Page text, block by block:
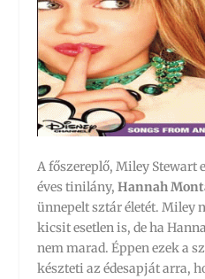
A főszereplő, Miley Stewart
éves tinilány,Hannah
ünnepelt sztár életét. Miley
kicsit esetlen is, de ha
nem marad. Éppen ezek a
készteti az édesapját arra,